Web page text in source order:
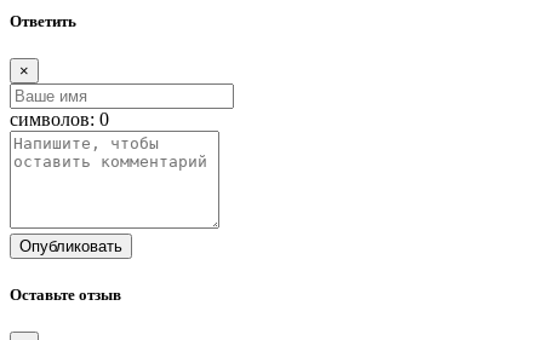
Ответить
×
символов: 0
Опубликовать
Оставьте отзыв